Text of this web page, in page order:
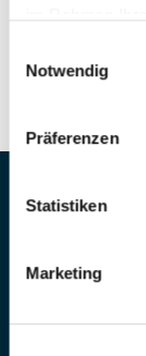
Notwendig
Präferenzen
Statistiken
Marketing
MS Sports AG
Mail: